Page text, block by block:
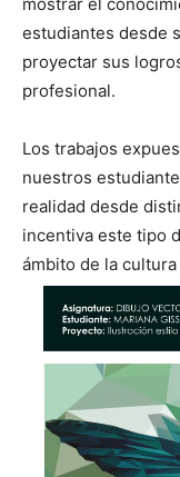
estudiantes desde
proyectar sus
profesional.
Los trabajos
nuestros
realidad desde
incentiva este tipo
ámbito de la